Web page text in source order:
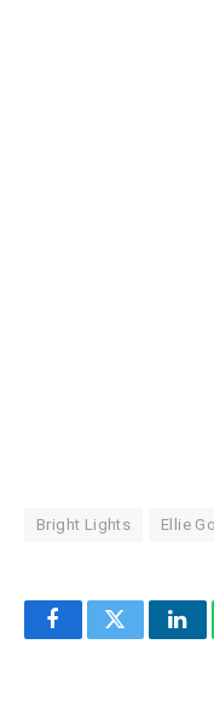
Bright Lights Ellie
FacebookTwitter